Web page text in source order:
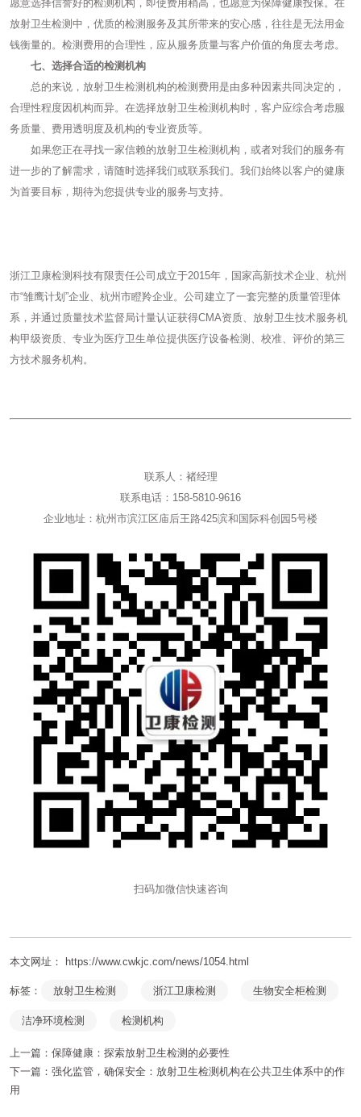
愿意选择信誉好的检测机构，即使费用稍高，也愿意为保障健康投保。在
放射卫生检测中，优质的检测服务及其所带来的安心感，往往是无法用金
钱衡量的。检测费用的合理性，应从服务质量与客户价值的角度去考虑。
七、选择合适的检测机构
总的来说，放射卫生检测机构的检测费用是由多种因素共同决定的，
合理性程度因机构而异。在选择放射卫生检测机构时，客户应综合考虑服
务质量、费用透明度及机构的专业资质等。
如果您正在寻找一家信赖的放射卫生检测机构，或者对我们的服务有
进一步的了解需求，请随时选择我们或联系我们。我们始终以客户的健康
为首要目标，期待为您提供专业的服务与支持。
浙江卫康检测科技有限责任公司成立于2015年，国家高新技术企业、杭州
市“雏鹰计划”企业、杭州市瞪羚企业。公司建立了一套完整的质量管理体
系，并通过质量技术监督局计量认证获得CMA资质、放射卫生技术服务机
构甲级资质、专业为医疗卫生单位提供医疗设备检测、校准、评价的第三
方技术服务机构。
联系人：褚经理
联系电话：158-5810-9616
企业地址：杭州市滨江区庙后王路425滨和国际科创园5号楼
扫码加微信快速咨询
本文网址： https://www.cwkjc.com/news/1054.html
标签： 放射卫生检测 浙江卫康检测 生物安全柜检测
洁净环境检测 检测机构
上一篇： 保障健康：探索放射卫生检测的必要性
下一篇： 强化监管，确保安全：放射卫生检测机构在公共卫生体系中的作
用